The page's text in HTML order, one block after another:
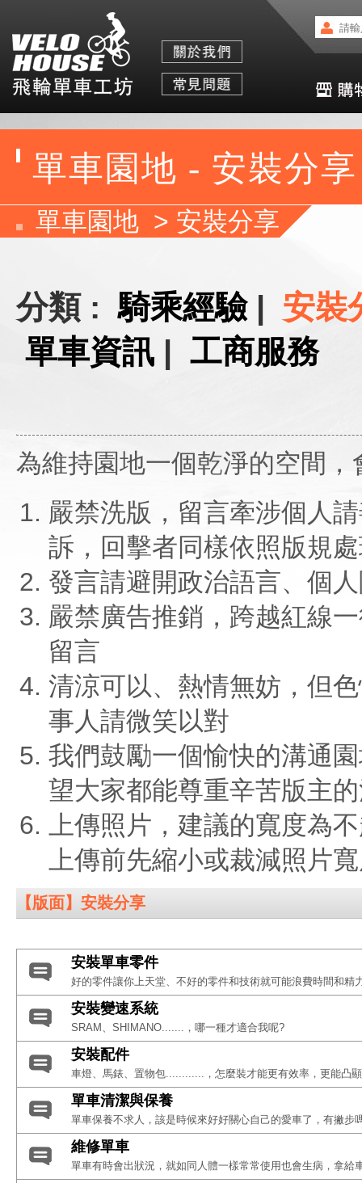
單車園地 - 安裝分享
單車園地 > 安裝分享
分類 :騎乘經驗| 安裝
單車資訊 | 工商服務
為維持園地一個乾淨的空間
嚴禁洗版，留言牽涉個人
訴，回擊者同樣依照版規
發言請避開政治語言、個
嚴禁廣告推銷，跨越紅線
留言
清涼可以、熱情無妨，但
事人請微笑以對
我們鼓勵一個愉快的溝通
望大家都能尊重辛苦版主
上傳照片，建議的寬度為
上傳前先縮小或裁減照片
【版面】安裝分享
安裝單車零件
好的零件讓你上天堂、不好的零件和技術就可能浪費時間和
安裝變速系統
SRAM、SHIMANO.......，哪一種才適合我呢?
安裝配件
車燈、馬錶、置物包............，怎麼裝才能更有效率，更能凸
單車清潔與保養
單車保養不求人，該是時候來好好關心自己的愛車了，有撇
維修單車
單車有時會出狀況，就如同人體一樣常常使用也會生病，拿